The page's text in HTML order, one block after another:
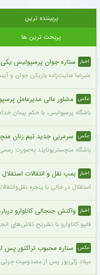
پربیننده ترین
پربحث ترین ها
اخبار ستاره جوان پرسپولیس یکی
علیرضا عنایت‌زاده بازیکن جوان و
عکس مشاور عالی مدیرعامل
باشگاه پرسپولیس، با حکم پیمان
عکس سرمربی جدید تیم زنان
باشگاه منچستریونایتد به‌صورت
اخبار بمب نقل و انتقالات
استقلال در حالی با پنجره
اخبار واکنش جنجالی کاناوارو
فابیو کاناوارو با تشریح تلاش‌های
عکس ستاره محبوب تراکتور پس از
میلاد زکی‌پور پس از مصدومیت جزئی